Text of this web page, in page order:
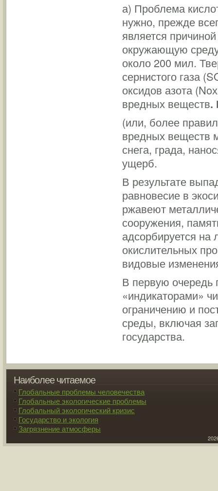
а) Проблема
нужно, прежде
является
окружающую
около 200 мил.
сернистого газа
оксидов азота
вредных веществ.
(или, более
вредных веществ
снега, града,
ущерб.
В результате
равновесие в
ржавеют
сооружения,
адсорбируется на
окислительных
видовые
В первую очередь
«индикаторами»
ограничению и
среды, включая
государства.
Наиболее читаемое
Глобальные проблемы человечества
Глобальные экологические проблемы
Глобальный экологический кризис
Государство и экология
Загрязнение атмосферы